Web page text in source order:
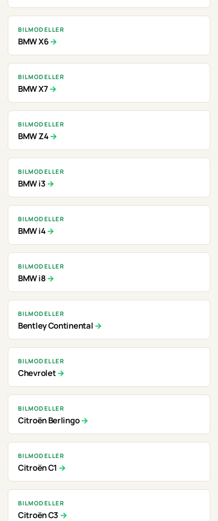
BILMODELLER
BMW X6
BILMODELLER
BMW X7
BILMODELLER
BMW Z4
BILMODELLER
BMW i3
BILMODELLER
BMW i4
BILMODELLER
BMW i8
BILMODELLER
Bentley Continental
BILMODELLER
Chevrolet
BILMODELLER
Citroën Berlingo
BILMODELLER
Citroën C1
BILMODELLER
Citroën C3